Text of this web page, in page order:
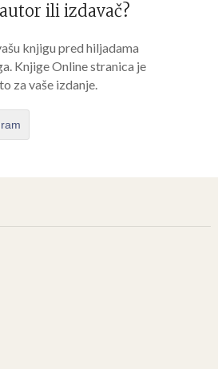
ili izdavač?
knjigu pred hiljadama
Knjige Online stranica je
za vaše izdanje.